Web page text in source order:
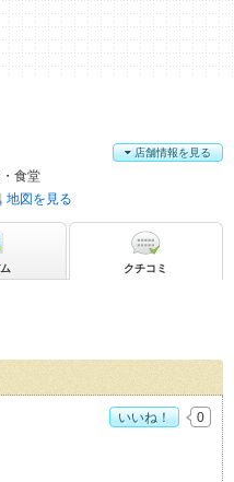
食堂
地図を見る
店舗情報を見る
クチコミ
いいね！ 0